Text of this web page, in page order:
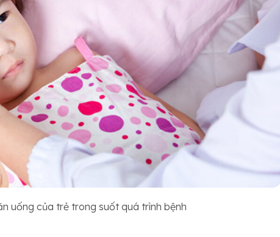
uống của trẻ trong suốt quá trình bệnh